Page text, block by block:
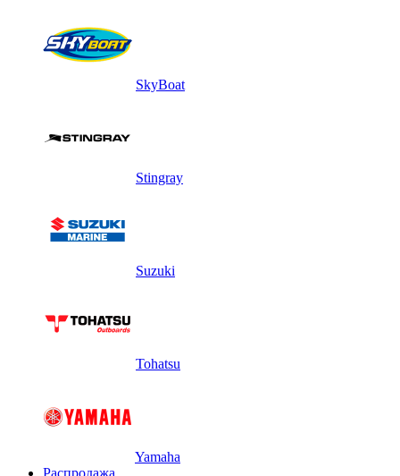
SkyBoat
Stingray
Suzuki
Tohatsu
Yamaha
Распродажа